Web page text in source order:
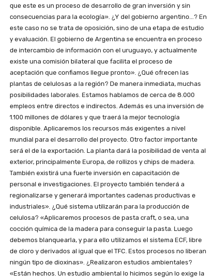
que este es un proceso de desarrollo de gran inversión y sin
consecuencias para la ecología». ¿Y del gobierno argentino…? En
este caso no se trata de oposición, sino de una etapa de estudio
y evaluación. El gobierno de Argentina se encuentra en proceso
de intercambio de información con el uruguayo, y actualmente
existe una comisión bilateral que facilita el proceso de
aceptación que confiamos llegue pronto». ¿Qué ofrecen las
plantas de celulosas a la región? De manera inmediata, muchas
posibilidades laborales. Estamos hablamos de cerca de 8.000
empleos entre directos e indirectos. Además es una inversión de
1.100 millones de dólares y que traerá la mejor tecnología
disponible. Aplicaremos los recursos más exigentes a nivel
mundial para el desarrollo del proyecto. Otro factor importante
será el de la exportación. La planta dará la posibilidad de venta al
exterior, principalmente Europa, de rollizos y chips de madera.
También existirá una fuerte inversión en capacitación de
personal e investigaciones. El proyecto también tenderá a
regionalizarse y generará importantes cadenas productivas e
industriales». ¿Qué sistema utilizarán para la producción de
celulosa? «Aplicaremos procesos de pasta craft, o sea, una
cocción química de la madera para conseguir la pasta. Luego
debemos blanquearla, y para ello utilizamos el sistema ECF, libre
de cloro y derivados al igual que el TFC. Estos procesos no liberan
ningún tipo de dioxinas». ¿Realizaron estudios ambientales?
«Están hechos. Un estudio ambiental lo hicimos según lo exige la